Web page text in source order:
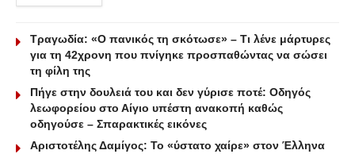
Τραγωδία: «Ο πανικός τη σκότωσε» – Τι λένε μάρτυρες
για τη 42χρονη που πνίγηκε προσπαθώντας να σώσει
τη φίλη της
Πήγε στην δουλειά του και δεν γύρισε ποτέ: Οδηγός
λεωφορείου στο Αίγιο υπέστη ανακοπή καθώς
οδηγούσε – Σπαρακτικές εικόνες
Αριστοτέλης Δαμίγος: Το «ύστατο χαίρε» στον Έλληνα